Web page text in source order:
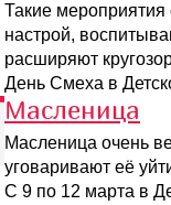
Такие мероприятия
настрой,
расширяют
День Смеха в
Масленица
Масленица очень
уговаривают её
С 9 по 12 марта в